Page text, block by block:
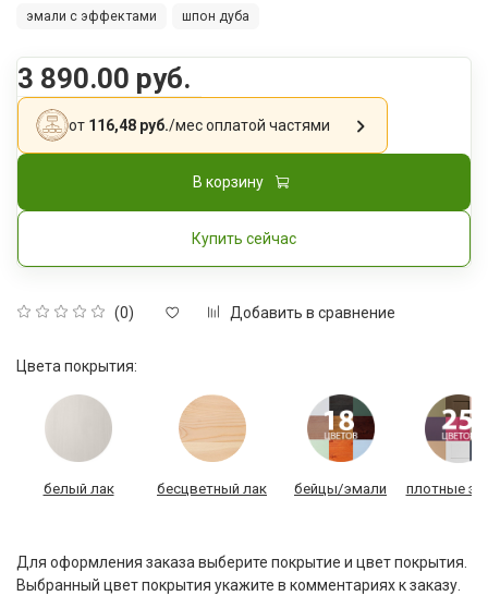
(0) Добавить в сравнение
эмали с эффектами шпон дуба
3 890.00 руб.
от 116,48 руб./месоплатой частями
В корзину
Купить сейчас
Цвета покрытия:
белый лак бесцветный лак бейцы/эмали плотные
Для оформления заказа выберите покрытие и цвет покрытия.
Выбранный цвет покрытия укажите в комментариях к заказу.